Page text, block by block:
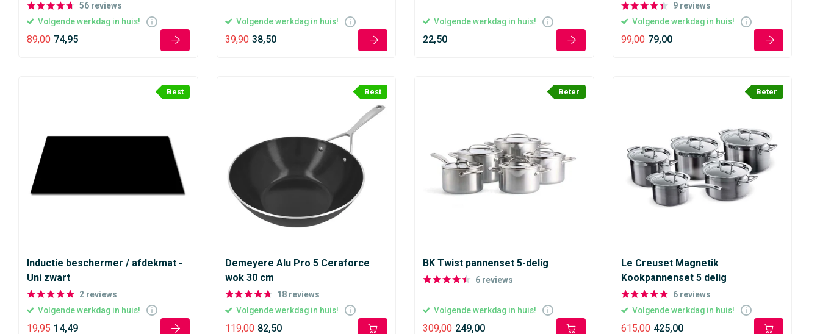
56 reviews
Volgende werkdag in huis!
89,00 74,95
Volgende werkdag in huis!
39,90 38,50
Volgende werkdag in huis!
22,50
9 reviews
Volgende werkdag in huis!
99,00 79,00
Best
Inductie beschermer / afdekmat -
Uni zwart
2 reviews
Volgende werkdag in huis!
19,95 14,49
Best
Demeyere Alu Pro 5 Ceraforce
wok 30 cm
18 reviews
Volgende werkdag in huis!
119,00 82,50
Beter
BK Twist pannenset 5-delig
6 reviews
Volgende werkdag in huis!
309,00 249,00
Beter
Le Creuset Magnetik
Kookpannenset 5 delig
6 reviews
Volgende werkdag in huis!
615,00 425,00